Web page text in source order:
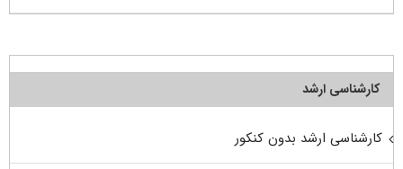
کارشناسی ارشد
کارشناسی ارشد بدون کنکور